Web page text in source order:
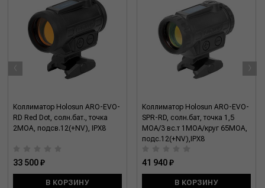
Коллиматор Holosun ARO-EVO-
RD Red Dot, солн.бат., точка
2МОА, подсв.12(+NV), IPX8
33 500 ₽
В КОРЗИНУ
Коллиматор Holosun ARO-EVO-
SPR-RD, солн.бат, точка 1,5
МОА/3 вс.т 1MOA/круг 65MOA,
подс.12(+NV),IPX8
41 940 ₽
В КОРЗИНУ
‹ ›